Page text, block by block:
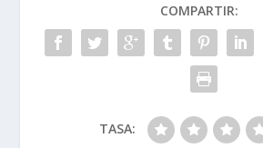
COMPARTIR:
TASA: